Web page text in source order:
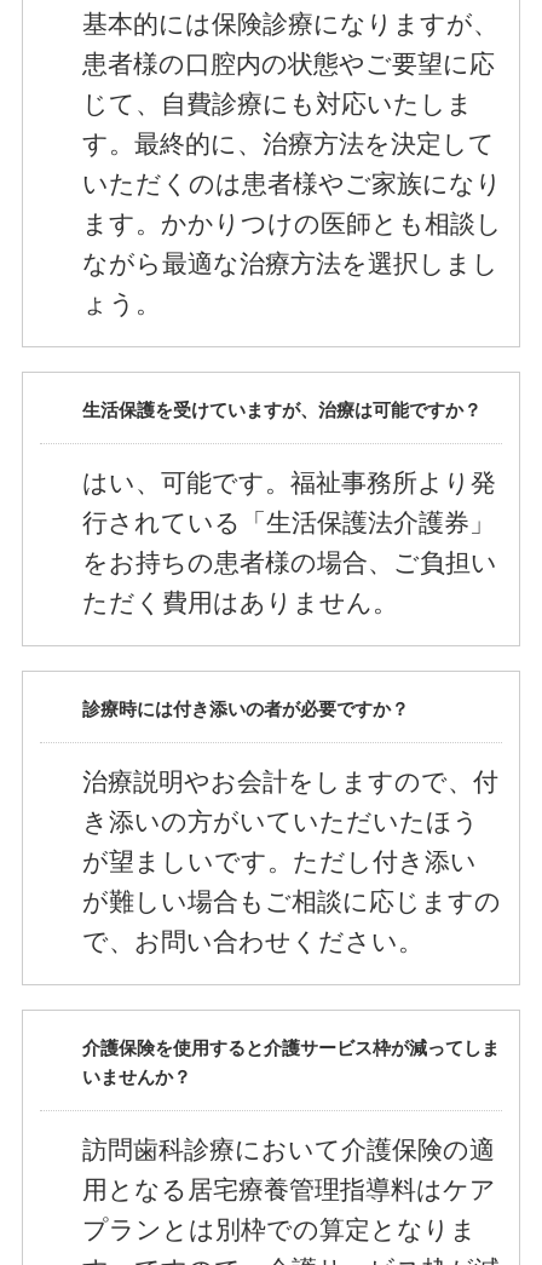
基本的には保険診療になりますが、
患者様の口腔内の状態やご要望に応
じて、自費診療にも対応いたしま
す。最終的に、治療方法を決定して
いただくのは患者様やご家族になり
ます。かかりつけの医師とも相談し
ながら最適な治療方法を選択しまし
ょう。
生活保護を受けていますが、治療は可能ですか？
はい、可能です。福祉事務所より発
行されている「生活保護法介護券」
をお持ちの患者様の場合、ご負担い
ただく費用はありません。
診療時には付き添いの者が必要ですか？
治療説明やお会計をしますので、付
き添いの方がいていただいたほう
が望ましいです。ただし付き添い
が難しい場合もご相談に応じますの
で、お問い合わせください。
介護保険を使用すると介護サービス枠が減ってしま
いませんか？
訪問歯科診療において介護保険の適
用となる居宅療養管理指導料はケア
プランとは別枠での算定となりま